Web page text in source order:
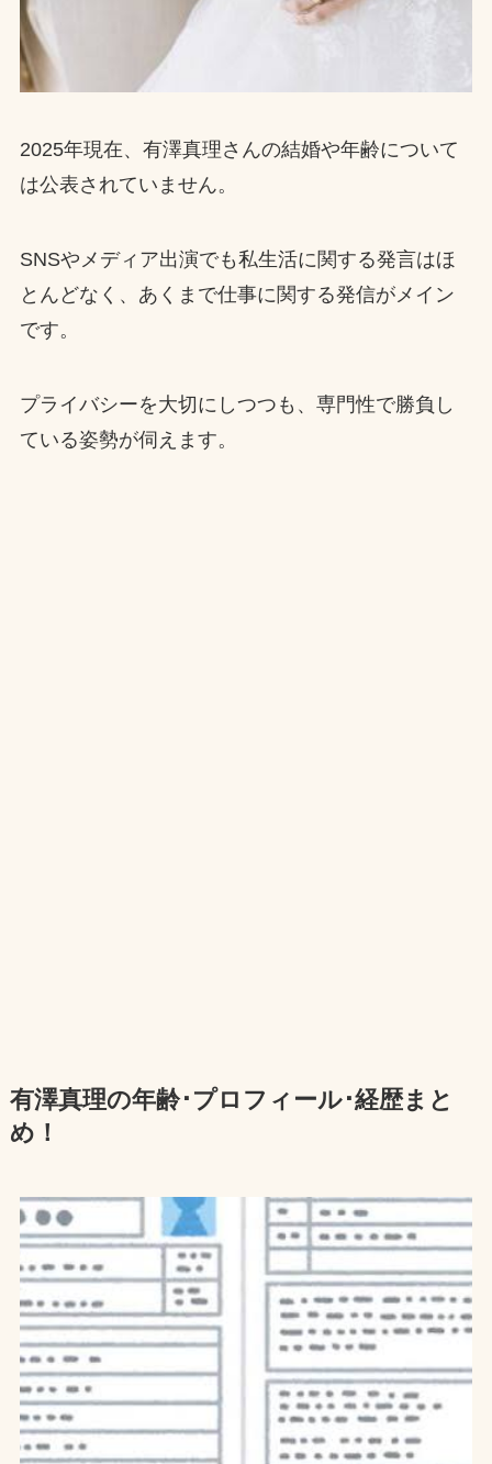
2025年現在、有澤真理さんの結婚や年齢について
は公表されていません。
SNSやメディア出演でも私生活に関する発言はほ
とんどなく、あくまで仕事に関する発信がメイン
です。
プライバシーを大切にしつつも、専門性で勝負し
ている姿勢が伺えます。
有澤真理の年齢･プロフィール･経歴まと
め！